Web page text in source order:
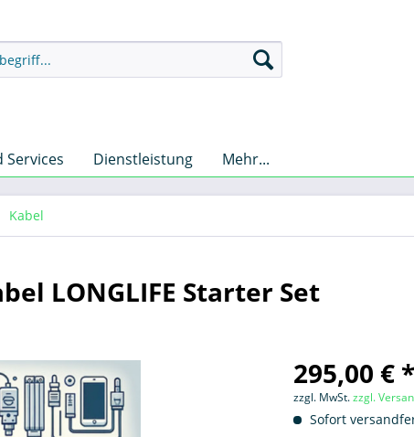
Services Dienstleistung Mehr...
Kabel
LONGLIFE Starter Set
295,00 € *
zzgl. MwSt.zzgl.
Sofort